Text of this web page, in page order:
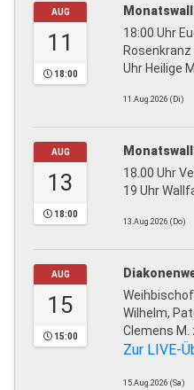
AUG
11
18:00
18:00 Uhr
Uhr Heilige
11.Aug.2026 (Di)
AUG
13
18:00
18.00 Uhr
19 Uhr
13.Aug.2026 (Do)
AUG
15
15:00
Wilhelm,
Clemens M.
Zur LIVE-
15.Aug.2026 (Sa)